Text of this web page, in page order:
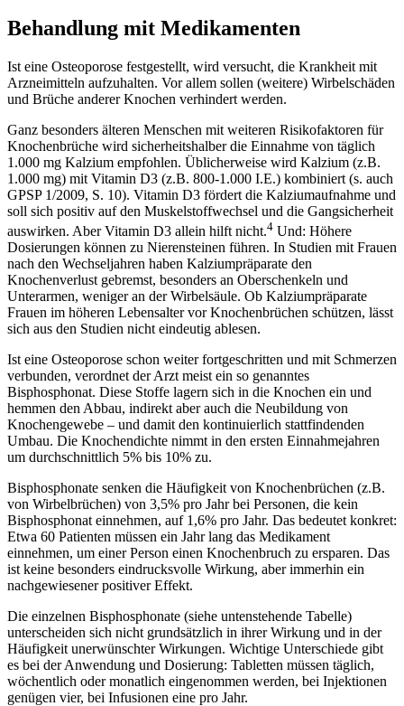
Behandlung mit Medikamenten
Ist eine Osteoporose festgestellt, wird versucht, die Krankheit mit
Arzneimitteln aufzuhalten. Vor allem sollen (weitere) Wirbelschäden
und Brüche anderer Knochen verhindert werden.
Ganz besonders älteren Menschen mit weiteren Risikofaktoren für
Knochenbrüche wird sicherheitshalber die Einnahme von täglich
1.000 mg Kalzium empfohlen. Üblicherweise wird Kalzium (z.B.
1.000 mg) mit Vitamin D3 (z.B. 800-1.000 I.E.) kombiniert (s. auch
GPSP 1/2009, S. 10). Vitamin D3 fördert die Kalziumaufnahme und
soll sich positiv auf den Muskelstoffwechsel und die Gangsicherheit
auswirken. Aber Vitamin D3 allein hilft nicht.4 Und: Höhere
Dosierungen können zu Nierensteinen führen. In Studien mit Frauen
nach den Wechseljahren haben Kalziumpräparate den
Knochenverlust gebremst, besonders an Oberschenkeln und
Unterarmen, weniger an der Wirbelsäule. Ob Kalziumpräparate
Frauen im höheren Lebensalter vor Knochenbrüchen schützen, lässt
sich aus den Studien nicht eindeutig ablesen.
Ist eine Osteoporose schon weiter fortgeschritten und mit Schmerzen
verbunden, verordnet der Arzt meist ein so genanntes
Bisphosphonat. Diese Stoffe lagern sich in die Knochen ein und
hemmen den Abbau, indirekt aber auch die Neubildung von
Knochengewebe – und damit den kontinuierlich stattfindenden
Umbau. Die Knochendichte nimmt in den ersten Einnahmejahren
um durchschnittlich 5% bis 10% zu.
Bisphosphonate senken die Häufigkeit von Knochenbrüchen (z.B.
von Wirbelbrüchen) von 3,5% pro Jahr bei Personen, die kein
Bisphosphonat einnehmen, auf 1,6% pro Jahr. Das bedeutet konkret:
Etwa 60 Patienten müssen ein Jahr lang das Medikament
einnehmen, um einer Person einen Knochenbruch zu ersparen. Das
ist keine besonders eindrucksvolle Wirkung, aber immerhin ein
nachgewiesener positiver Effekt.
Die einzelnen Bisphosphonate (siehe untenstehende Tabelle)
unterscheiden sich nicht grundsätzlich in ihrer Wirkung und in der
Häufigkeit unerwünschter Wirkungen. Wichtige Unterschiede gibt
es bei der Anwendung und Dosierung: Tabletten müssen täglich,
wöchentlich oder monatlich eingenommen werden, bei Injektionen
genügen vier, bei Infusionen eine pro Jahr.